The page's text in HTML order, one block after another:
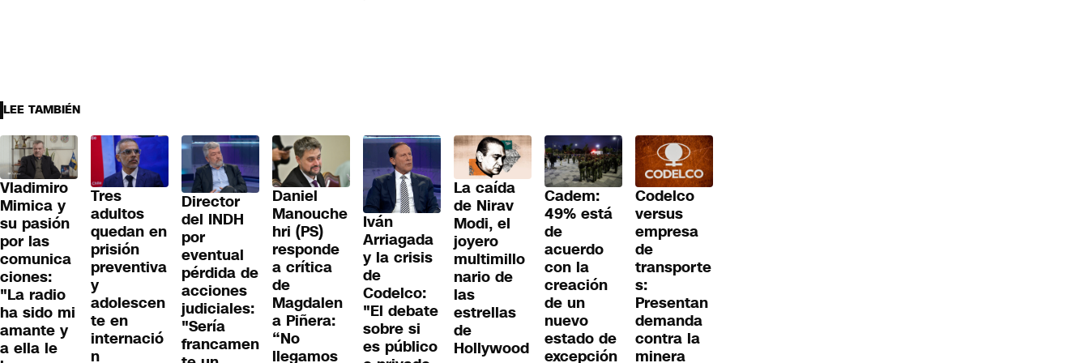
LEE TAMBIÉN
Vladimiro
Mimica y
su pasión
por las
comunica
ciones:
"La radio
ha sido mi
amante y
a ella le
Tres
adultos
quedan en
prisión
preventiva
y
adolescen
te en
internació
n
Director
del INDH
por
eventual
pérdida de
acciones
judiciales:
"Sería
francamen
Daniel
Manouche
hri (PS)
responde
a crítica
de
Magdalen
a Piñera:
“No
llegamos
Iván
Arriagada
y la crisis
de
Codelco:
"El debate
sobre si
es público
La caída
de Nirav
Modi, el
joyero
multimillo
nario de
las
estrellas
de
Hollywood
Cadem:
49% está
de
acuerdo
con la
creación
de un
nuevo
estado de
excepción
Codelco
versus
empresa
de
transporte
s:
Presentan
demanda
contra la
minera